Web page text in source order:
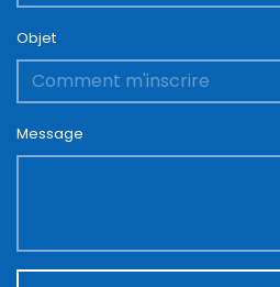
Objet
Message